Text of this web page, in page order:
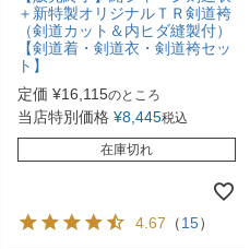
＋新特製オリジナルＴＲ剣道袴
（剣道カット＆内ヒダ縫製付）
【剣道着・剣道衣・剣道袴セッ
ト】
定価 ¥16,115のところ
当店特別価格 ¥8,445税込
在庫切れ
4.67 （15）